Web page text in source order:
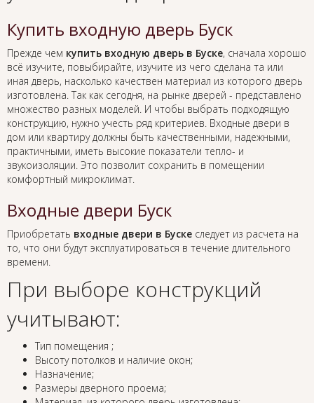
Купить входную дверь Буск
Прежде чем купить входную дверь в Буске, сначала хорошо
всё изучите, повыбирайте, изучите из чего сделана та или
иная дверь, насколько качествен материал из которого дверь
изготовлена. Так как сегодня, на рынке дверей - представлено
множество разных моделей. И чтобы выбрать подходящую
конструкцию, нужно учесть ряд критериев. Входные двери в
дом или квартиру должны быть качественными, надежными,
практичными, иметь высокие показатели тепло- и
звукоизоляции. Это позволит сохранить в помещении
комфортный микроклимат.
Входные двери Буск
Приобретать входные двери в Буске следует из расчета на
то, что они будут эксплуатироваться в течение длительного
времени.
При выборе конструкций
учитывают:
Тип помещения ;
Высоту потолков и наличие окон;
Назначение;
Размеры дверного проема;